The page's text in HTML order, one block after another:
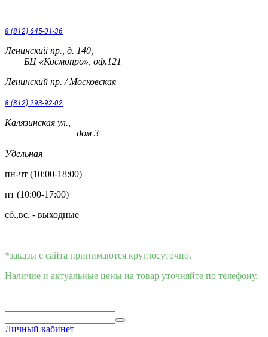
8 (812) 645-01-36
Ленинский пр., д. 140,
БЦ «Космопро», оф.121
Ленинский пр. / Московская
8 (812) 293-92-02
Калязинская ул.,
дом 3
Удельная
пн-чт (10:00-18:00)
пт (10:00-17:00)
сб.,вс. - выходные
*заказы с сайта принимаются круглосуточно.
Наличие и актуальные цены на товар уточняйте по телефону.
Личный кабинет